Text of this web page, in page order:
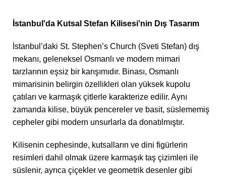
İstanbul'da Kutsal Stefan Kilisesi'nin Dış Tasarım
İstanbul’daki St. Stephen’s Church (Sveti Stefan) dış
mekanı, geleneksel Osmanlı ve modern mimari
tarzlarının eşsiz bir karışımıdır. Binası, Osmanlı
mimarisinin belirgin özellikleri olan yüksek kupolu
çatıları ve karmaşık çitlerle karakterize edilir. Aynı
zamanda kilise, büyük pencereler ve basit, süslememiş
cepheler gibi modern unsurlarla da donatılmıştır.
Kilisenin cephesinde, kutsalların ve dini figürlerin
resimleri dahil olmak üzere karmaşık taş çizimleri ile
süslenir, ayrıca çiçekler ve geometrik desenler gibi